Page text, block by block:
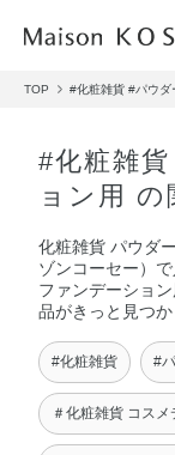
TOP #化粧雑貨 #パウダ
#化粧雑
ョン用 の
化粧雑貨 パウダ
ゾンコーセー）
ファンデーショ
品がきっと見つか
#化粧雑貨 #
＃化粧雑貨 コスメ